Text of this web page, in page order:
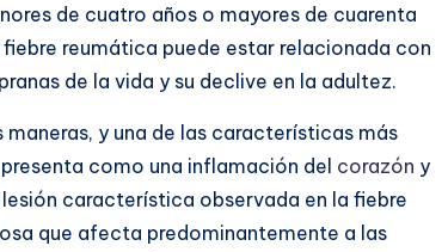
de cuatro años o mayores de cuarenta
reumática puede estar relacionada con
de la vida y su declive en la adultez.
y una de las características más
como una inflamación del corazón y
característica observada en la fiebre
que afecta predominantemente a las